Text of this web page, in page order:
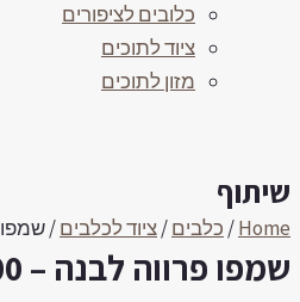
כלובים לציפורים
ציוד לתוכים
מזון לתוכים
/כלבים/ציוד לכלבים/ שמפו
פרווה לבנה – 400 מ"ל